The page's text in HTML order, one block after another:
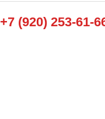
+7 (920) 253-61-